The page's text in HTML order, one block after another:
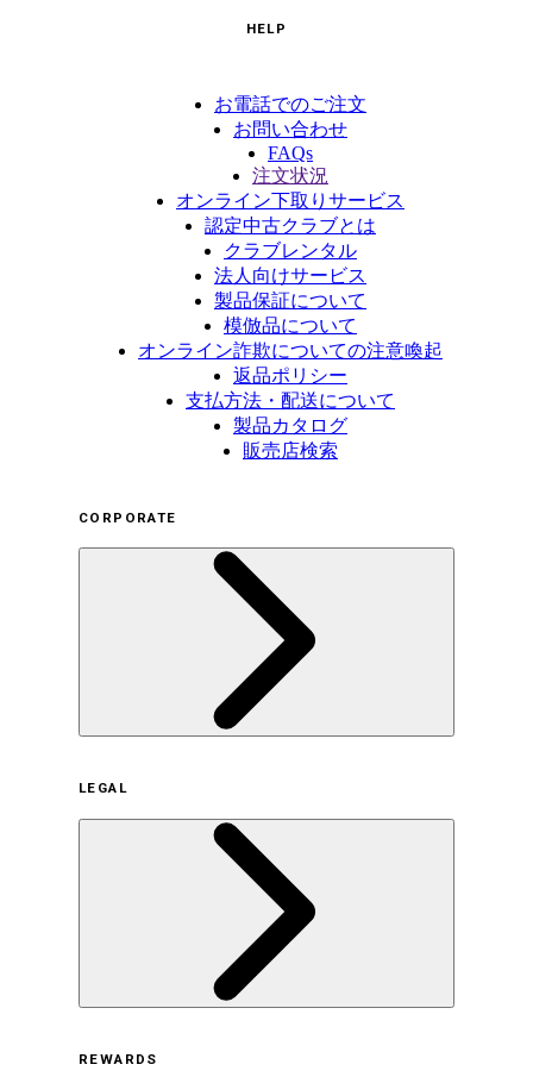
HELP
お電話でのご注文
お問い合わせ
FAQs
注文状況
オンライン下取りサービス
認定中古クラブとは
クラブレンタル
法人向けサービス
製品保証について
模倣品について
オンライン詐欺についての注意喚起
返品ポリシー
支払方法・配送について
製品カタログ
販売店検索
CORPORATE
サステナビリティの取り組み（日本）
サステナビリティの取り組み（米国/英語）
ヒストリー
採用情報
LEGAL
REWARDS